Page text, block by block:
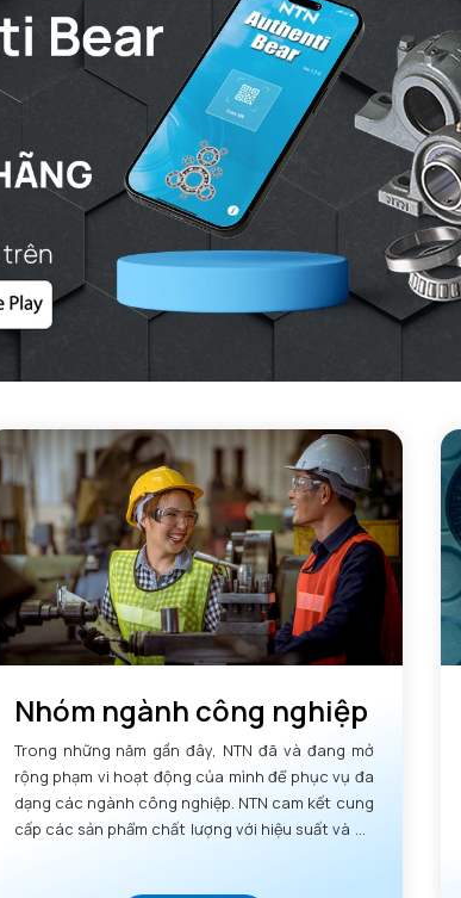
Nhóm ngành công nghiệp
Trong những năm gần đây, NTN đã và đang mở
rộng phạm vi hoạt động của mình để phục vụ đa
dạng các ngành công nghiệp. NTN cam kết cung
cấp các sản phẩm chất lượng với hiệu suất và độ